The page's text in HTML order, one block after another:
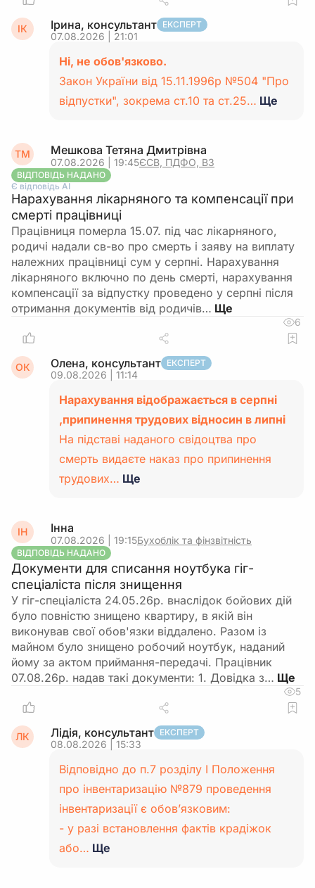
ІК Ірина, консультант ЕКСПЕРТ
07.08.2026 | 21:01
Ні, не обов'язково.
Закон України від 15.11.1996р №504 "Про
відпустки", зокрема ст.10 та ст.25… Ще
ТМ Мешкова Тетяна Дмитрівна
07.08.2026 | 19:45ЄСВ, ПДФО, ВЗ
ВІДПОВІДЬ НАДАНО
Є відповідь АІ
Нарахування лікарняного та компенсації при
смерті працівниці
Працівниця померла 15.07. під час лікарняного,
родичі надали св-во про смерть і заяву на виплату
належних працівниці сум у серпні. Нарахування
лікарняного включно по день смерті, нарахування
компенсації за відпустку проведено у серпні після
отримання документів від родичів…
6
ОК Олена, консультант ЕКСПЕРТ
09.08.2026 | 11:14
Нарахування відображається в серпні
,припинення трудових відносин в липні
На підставі наданого свідоцтва про
смерть видаєте наказ про припинення
трудових… Ще
ІН Інна
07.08.2026 | 19:15Бухоблік та фінзвітність
ВІДПОВІДЬ НАДАНО
Документи для списання ноутбука гіг-
спеціаліста після знищення
У гіг-спеціаліста 24.05.26р. внаслідок бойових дій
було повністю знищено квартиру, в якій він
виконував свої обов'язки віддалено. Разом із
майном було знищено робочий ноутбук, наданий
йому за актом приймання-передачі. Працівник
07.08.26р. надав такі документи: 1. Довідка з…
5
ЛК Лідія, консультант ЕКСПЕРТ
08.08.2026 | 15:33
Відповідно до п.7 розділу І Положення
про інвентаризацію №879 проведення
інвентаризації є обов’язковим:
- у разі встановлення фактів крадіжок
або… Ще